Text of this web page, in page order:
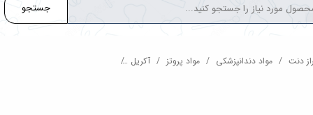
جستجو
خروج از حساب کاربری
دنت مواد دندانپزشکی مواد پروتز آکریل